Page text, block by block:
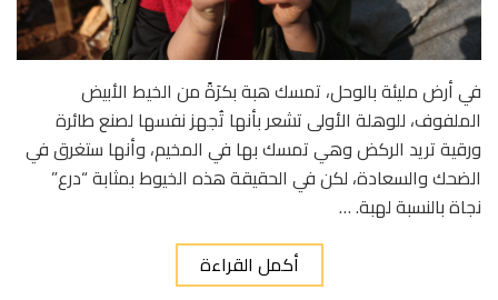
في أرض مليئة بالوحل، تمسك هبة بكرَةً من الخيط الأبيض
الملفوف، للوهلة الأولى تشعر بأنها تُجهز نفسها لصنع طائرة
ورقية تريد الركض وهي تمسك بها في المخيم، وأنها ستغرق في
الضحك والسعادة، لكن في الحقيقة هذه الخيوط بمثابة “درع”
نجاة بالنسبة لهبة. …
أكمل القراءة